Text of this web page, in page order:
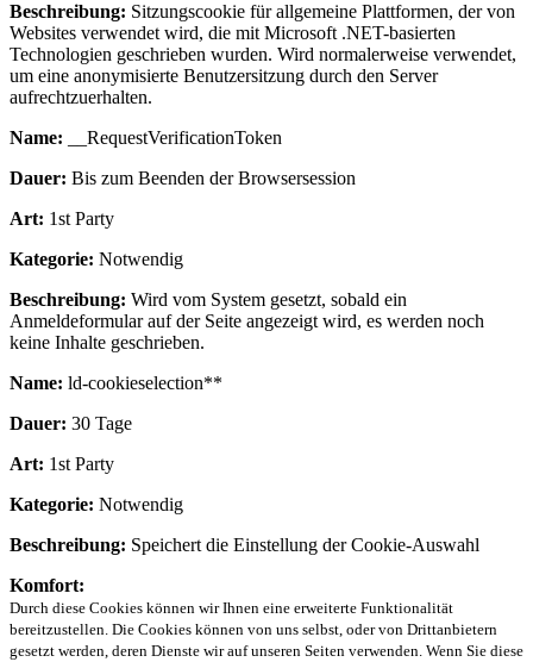
Beschreibung: Sitzungscookie für allgemeine Plattformen, der von
Websites verwendet wird, die mit Microsoft .NET-basierten
Technologien geschrieben wurden. Wird normalerweise verwendet,
um eine anonymisierte Benutzersitzung durch den Server
aufrechtzuerhalten.
Name: __RequestVerificationToken
Dauer: Bis zum Beenden der Browsersession
Art: 1st Party
Kategorie: Notwendig
Beschreibung: Wird vom System gesetzt, sobald ein
Anmeldeformular auf der Seite angezeigt wird, es werden noch
keine Inhalte geschrieben.
Name: ld-cookieselection**
Dauer: 30 Tage
Art: 1st Party
Kategorie: Notwendig
Beschreibung: Speichert die Einstellung der Cookie-Auswahl
Komfort:
Durch diese Cookies können wir Ihnen eine erweiterte Funktionalität
bereitzustellen. Die Cookies können von uns selbst, oder von Drittanbietern
gesetzt werden, deren Dienste wir auf unseren Seiten verwenden. Wenn Sie diese